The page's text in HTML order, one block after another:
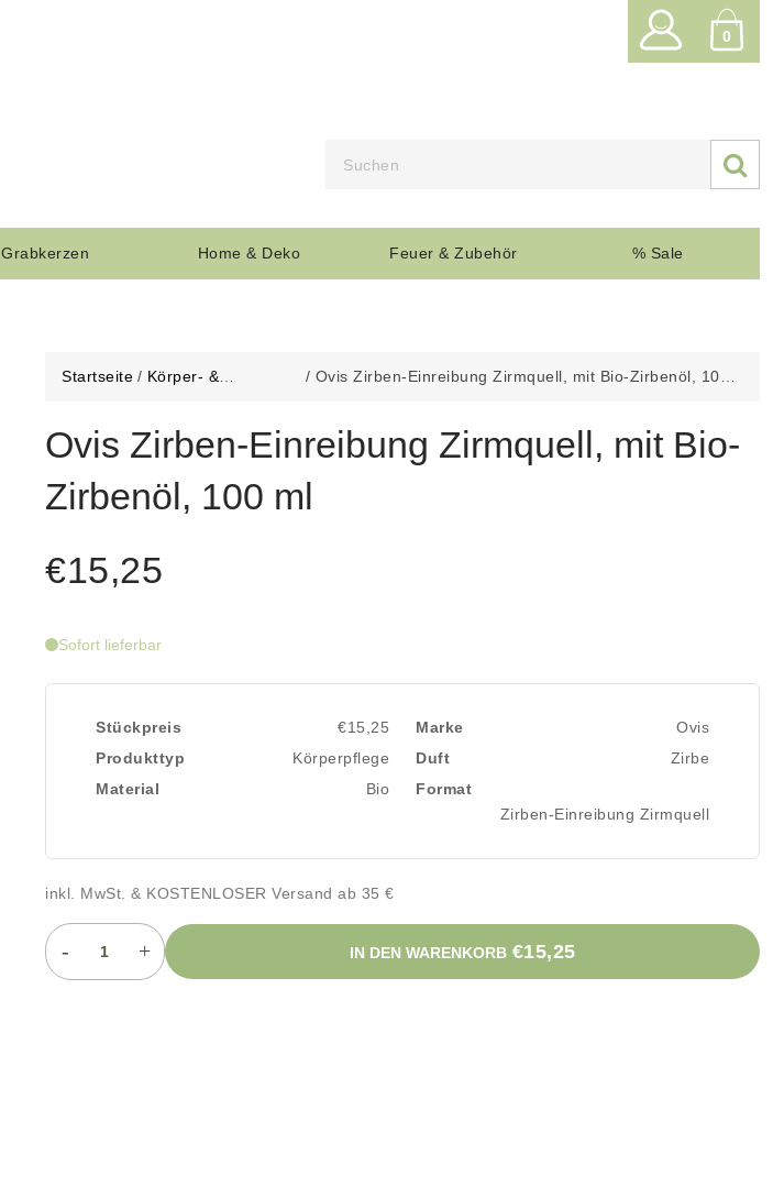

0
Grabkerzen Home & Deko Feuer & Zubehör % Sale
Startseite / Körper- &
/ Ovis Zirben-Einreibung Zirmquell, mit Bio-Zirbenöl, 100
Ovis Zirben-Einreibung Zirmquell, mit Bio-
Zirbenöl, 100 ml
€15,25
Sofort lieferbar
Stückpreis €15,25 Marke
Ovis
Produkttyp
Körperpflege Duft
Zirbe
Material
Bio
Format
Zirben-Einreibung Zirmquell
inkl. MwSt. & KOSTENLOSER Versand ab 35 €
- + IN DEN WARENKORB €15,25